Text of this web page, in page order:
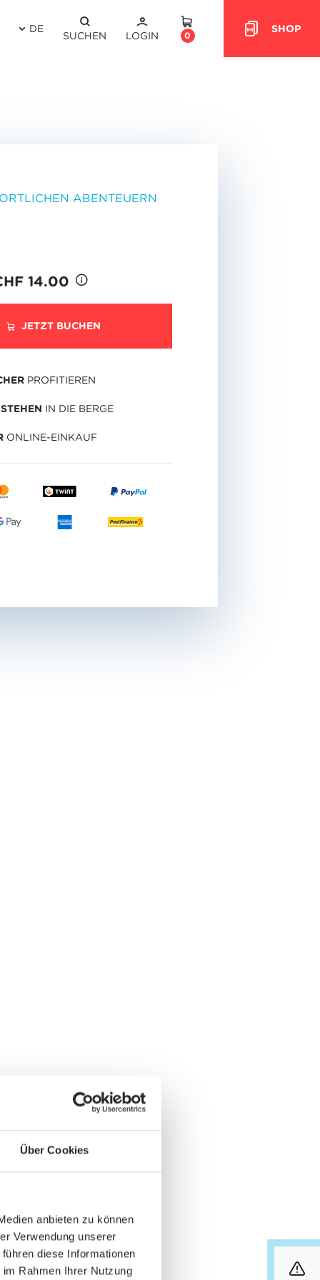
Über Cookies
anbieten zu können
Verwendung unserer
diese Informationen
Rahmen Ihrer Nutzung
DE
SUCHEN LOGIN HEADER.CART
0
SHOP
ABENTEUERN
14.00
JETZT BUCHEN
PROFITIEREN
IN DIE BERGE
ONLINE-EINKAUF